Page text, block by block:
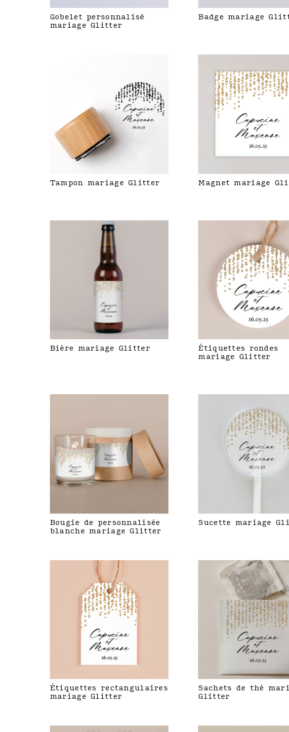
Gobelet personnalisé
mariage Glitter
Badge mariage
Tampon mariage Glitter Magnet mariage
Bière mariage Glitter
Étiquettes rondes
mariage Glitter
Bougie de personnalisée
blanche mariage Glitter
Sucette mariage
Étiquettes rectangulaires
mariage Glitter
Sachets de thé
Glitter